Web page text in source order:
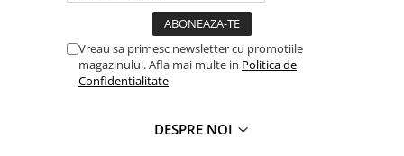
Vreau sa primesc newsletter cu promotiile
magazinului. Afla mai multe in Politica de
Confidentialitate
DESPRE NOI